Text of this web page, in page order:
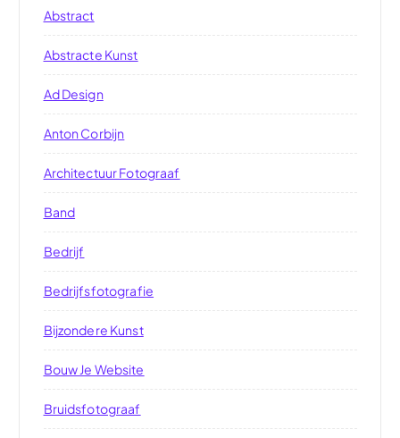
Abstract
Abstracte Kunst
Ad Design
Anton Corbijn
Architectuur Fotograaf
Band
Bedrijf
Bedrijfsfotografie
Bijzondere Kunst
Bouw Je Website
Bruidsfotograaf